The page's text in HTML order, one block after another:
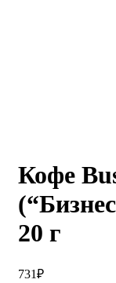
Кофе
20 г
731₽